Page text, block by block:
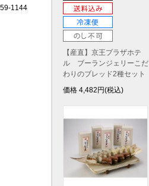
1144
【産直】京王プラザホテ
ル ブーランジェリーこだ
わりのブレッド2種セット
価格 4,482 円(税込)